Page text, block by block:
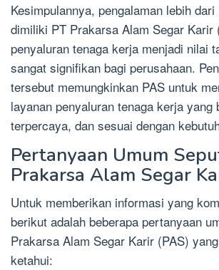
Kesimpulannya, pengalaman lebih
dimiliki PT Prakarsa Alam Segar Karir
penyaluran tenaga kerja menjadi nilai
sangat signifikan bagi perusahaan.
tersebut memungkinkan PAS untuk
layanan penyaluran tenaga kerja yang
terpercaya, dan sesuai dengan
Pertanyaan Umum
Prakarsa Alam Segar
Untuk memberikan informasi yang
berikut adalah beberapa pertanyaan
Prakarsa Alam Segar Karir (PAS)
ketahui: